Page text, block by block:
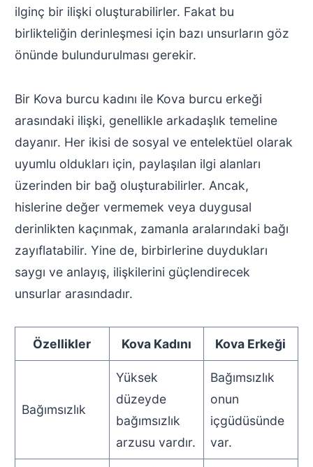
ilginç bir ilişki oluşturabilirler. Fakat bu
birlikteliğin derinleşmesi için bazı unsurların göz
önünde bulundurulması gerekir.
Bir Kova burcu kadını ile Kova burcu erkeği
arasındaki ilişki, genellikle arkadaşlık temeline
dayanır. Her ikisi de sosyal ve entelektüel olarak
uyumlu oldukları için, paylaşılan ilgi alanları
üzerinden bir bağ oluşturabilirler. Ancak,
hislerine değer vermemek veya duygusal
derinlikten kaçınmak, zamanla aralarındaki bağı
zayıflatabilir. Yine de, birbirlerine duydukları
saygı ve anlayış, ilişkilerini güçlendirecek
unsurlar arasındadır.
Özellikler Kova Kadını Kova Erkeği
Bağımsızlık
Yüksek
düzeyde
bağımsızlık
arzusu vardır.
Bağımsızlık
onun
içgüdüsünde
var.